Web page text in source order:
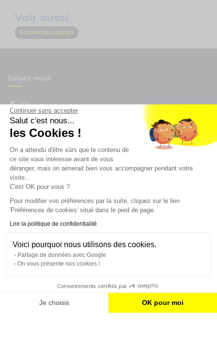
Continuer sans accepter
Salut c'est nous...
les Cookies !
On a attendu d'être sûrs que le contenu de
ce site vous intéresse avant de vous
déranger, mais on aimerait bien vous accompagner pendant votre
visite...
C'est OK pour vous ?
Pour modifier vos préférences par la suite, cliquez sur le lien
'Préférences de cookies' situé dans le pied de page.
Lire la politique de confidentialité
Voici pourquoi nous utilisons des cookies.
Partage de données avec Google
On vous présente nos cookies !
Consentements certifiés par
Je choisis OK pour moi
Voir aussi
Enceintes Vonyx
Suivez-nous
Newsletter
Enregistrez vous à la newsletter
Restez à l'actualité sur nos produits et les offres du
moment
NOS SERVICES
INFORMATIONS